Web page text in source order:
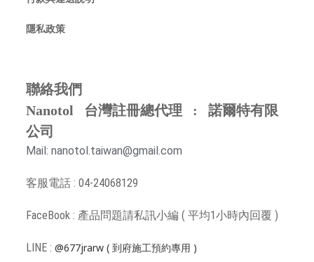
隱私政策
聯絡我們
Nanotol 台灣註冊總代理 : 諾爾特有限
公司
Mail: nanotol.taiwan@gmail.com
客服電話 : 04-24068129
FaceBook : 產品問題請私訊小編 ( 平均1小時內回覆 )
LINE : @677jrarw ( 到府施工預約專用 )